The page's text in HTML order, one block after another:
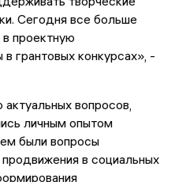
Сегодня все больше
проектную
грантовых конкурсах», -
вопросов,
личным опытом
были вопросы
в социальных